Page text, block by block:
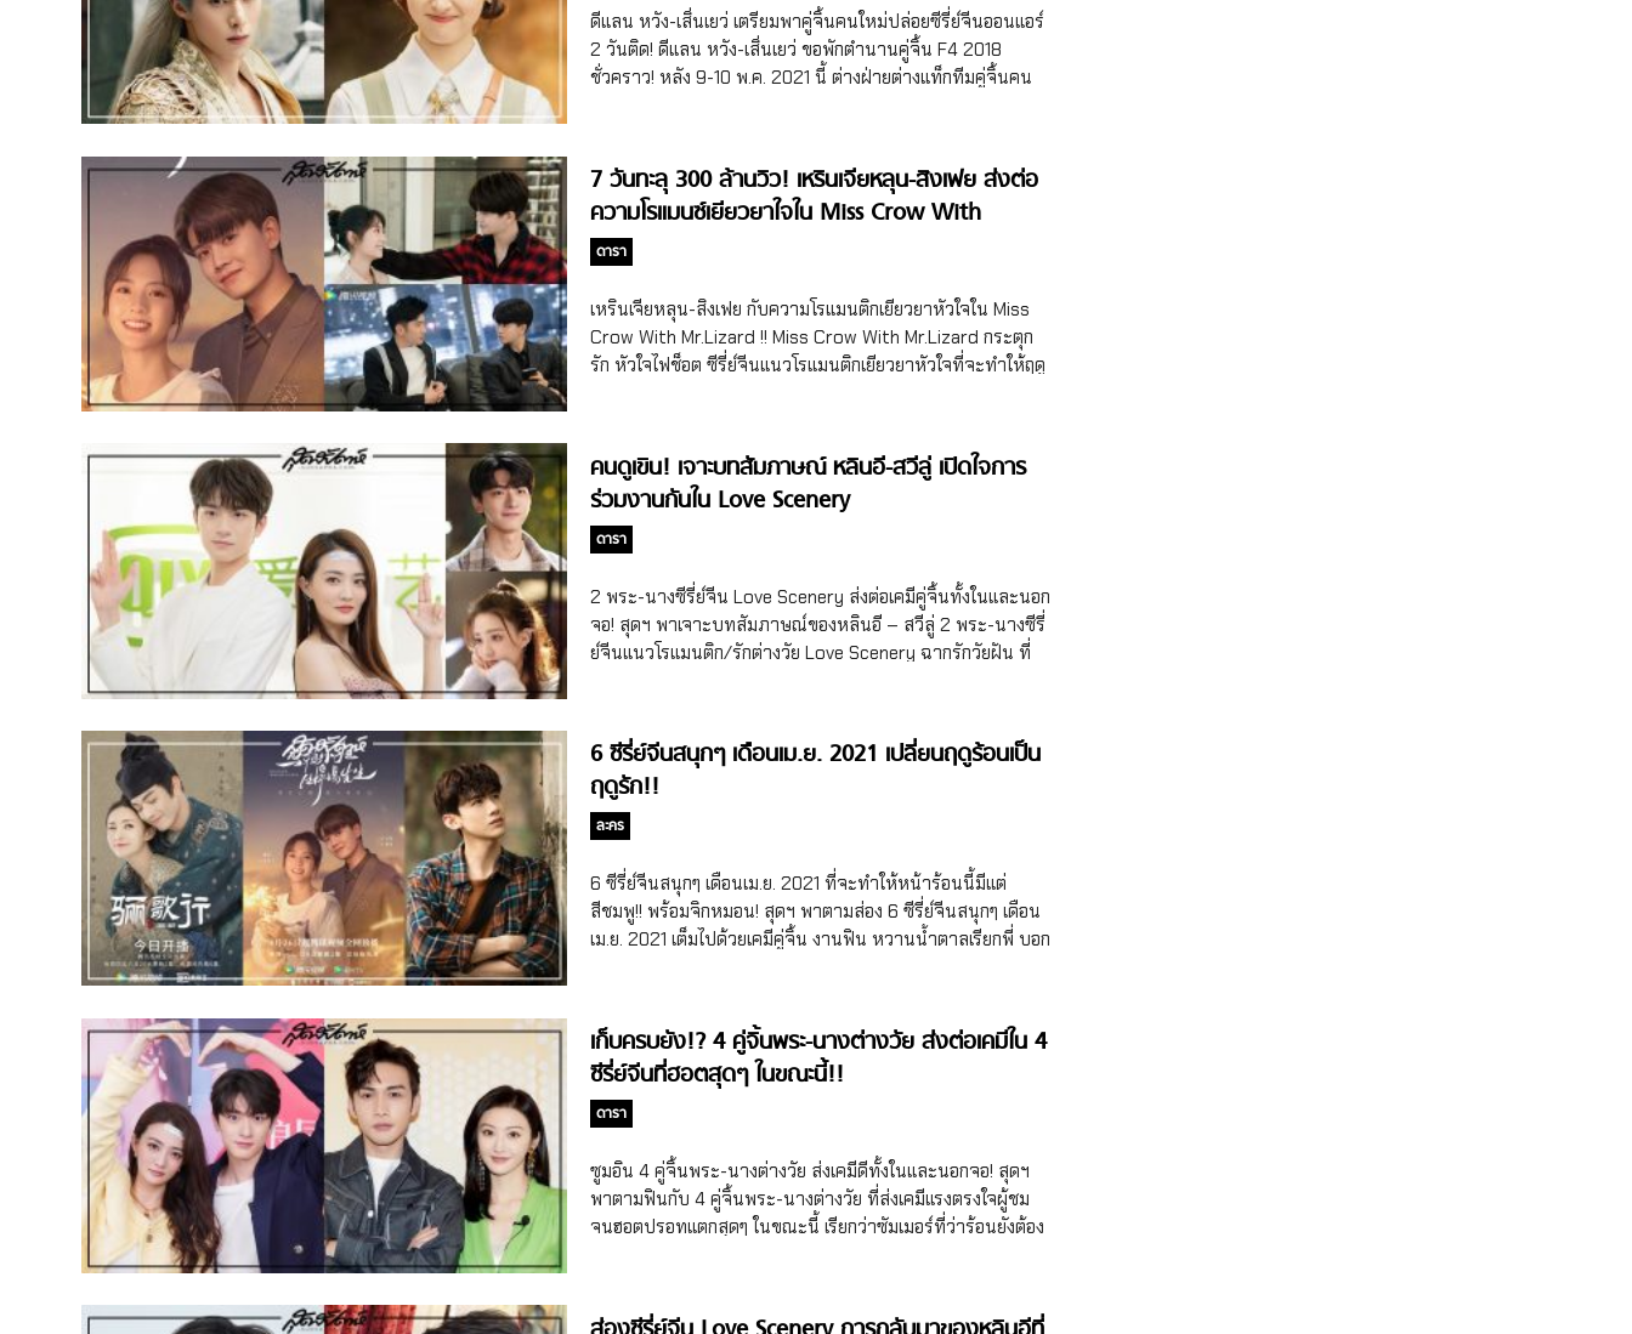
อุปสรรคมากมายเท่าไหร่ก็จะรัก ปกป้องดูแลแค่เธอ/เขาคนเดียว!
ซึ่ง 2 นักแสดงนำของเรื่องได้ดีแลน หวัง หรือชื่อจีน หวังเฮ่อตี้
(Dylan Wang/Wang Hedi) ที่แจ้งเกิดจากบทเต้าหมิงซื่อแห่ง
ดีแลน หวัง-เสิ่นเยว่ เตรียมพาคู่จิ้นคนใหม่ปล่อยซีรี่ย์จีนออนแอร์
2 วันติด! ดีแลน หวัง-เสิ่นเยว่ ขอพักตำนานคู่จิ้น F4 2018
ชั่วคราว! หลัง 9-10 พ.ค. 2021 นี้ ต่างฝ่ายต่างแท็กทีมคู่จิ้นคน
Freak) เรื่องแรกสุดฯ ขอเปิดด้วย Use For My Talent ซีรี่ย์จีน
แนวโรแมนติกเรื่องใหม่ล่าสุดของเสิ่นเยว่ (Shen Yue) เจ้าของบท
ซันไช่แห่ง Meteor Garden รักใสๆ หัวใจสี่ดวง 2018 หรือ F4
2018 และถือเป็นซีรี่ย์จีนเรื่องแรกของปี 2021 ของเสิ่นเยว่ด้วย
โดยในเรื่องนี้พระเอกคู่จิ้นคนใหม่ของเสิ่นเยว่ก็ไม่ใช่ใครที่ไหน เขา
คือ หลิวอี่หาว […]
7 วันทะลุ 300 ล้านวิว! เหรินเจียหลุน-สิงเฟย ส่งต่อ
ความโรแมนซ์เยียวยาใจใน Miss Crow With
Mr.Lizard
ดารา
เหรินเจียหลุน-สิงเฟย กับความโรแมนติกเยียวยาหัวใจใน Miss
Crow With Mr.Lizard !! Miss Crow With Mr.Lizard กระตุก
รัก หัวใจไฟช็อต ซีรี่ย์จีนแนวโรแมนติกเยียวยาหัวใจที่จะทำให้ฤดู
หวานแหววสุดๆ หลังจากได้ดูซีรี่ย์จีนแนวโรแมนติกสุดฟิน Miss
Crow With Mr. Lizard หรือชื่อไทย กระตุกรัก หัวใจไฟช็อต ที่
เพิ่งลงจอออนแอร์ไปเมื่อวันที่ 26 เม.ย. 2021 ที่ผ่านมา ซึ่ง
พระเอก-นางเอกของเรื่องก็ไม่ใช่ใครที่ไหน นั่นคือ เหรินเจียหลุน
(Ren Jialun/Allen Ren) เจ้าของผลงานสุดฮอต The Destiny
of White Snake (2018), Under The Power (2019-2020)
และสิงเฟย (Xing Fei/Fair Xing) นางเอกหน้าแบ๊วจากเรื่อง Put
[…]
คนดูเขิน! เจาะบทสัมภาษณ์ หลินอี-สวีลู่ เปิดใจการ
ร่วมงานกันใน Love Scenery
ดารา
2 พระ-นางซีรี่ย์จีน Love Scenery ส่งต่อเคมีคู่จิ้นทั้งในและนอก
จอ! สุดฯ พาเจาะบทสัมภาษณ์ของหลินอี – สวีลู่ 2 พระ-นางซีรี่
ย์จีนแนวโรแมนติก/รักต่างวัย Love Scenery ฉากรักวัยฝัน ที่
22 ปีที่แจ้งเกิดในวงการบันเทิงจีนจนโด่งดังเป็นพลุแตกจากผล
งานเรื่อง Put Your Head On My Shoulder อุ่นไอในใจเธอ เมื่อ
ปี 2019 และสวีลู่ (Xu Lu) นางเอกจีนรุ่นพี่ที่หลายคนน่าจะคุ้น
หน้าเธอดีจากซีรี่ย์จีนสุดฮอตหลายเรื่อง เช่น Tribes and
Empires: Storm of Prophecy (2017), Destiny’s Love
(2019), Sunshine of My Life รักกันเมื่อวันฟ้าใส (2021) ฯลฯ
ซึ่งในปี […]
6 ซีรี่ย์จีนสนุกๆ เดือนเม.ย. 2021 เปลี่ยนฤดูร้อนเป็น
ฤดูรัก!!
ละคร
6 ซีรี่ย์จีนสนุกๆ เดือนเม.ย. 2021 ที่จะทำให้หน้าร้อนนี้มีแต่
สีชมพู!! พร้อมจิกหมอน! สุดฯ พาตามส่อง 6 ซีรี่ย์จีนสนุกๆ เดือน
เม.ย. 2021 เต็มไปด้วยเคมีคู่จิ้น งานฟิน หวานน้ำตาลเรียกพี่ บอก
(ออนแอร์ 8 เม.ย. 2021) แดดร้อนแค่ไหน หลินอี (Lin Yi) กับสวีลู่
(Xu Lu) ก็ไม่มีหวั่น! ประเดิมส่งซีรี่ย์จีนสุดโรแมนติกสาดความ
หวานรับซัมเมอร์กับ Love Scenery ฉากรักวัยฝัน ที่บอกเล่า
เรื่องราวความรักของคู่พระ-นางรุ่นน้องหนุ่มสุดหล่อกับรุ่นพี่ดีกรี
ดารานักร้องสาวสุดฮอต ล่าสุดซีรี่ย์จีนเรื่องนี้กวาดยอดวิว
ออนไลน์ไปแล้วกว่า 3,500 ล้านวิว แฟนคลับตามไปฟินกันได้ที่
WeTVth และ iQiyi นะคะ สุดฯ บอกเลยว่า Love Scenery ฉาก
รักวัยฝัน เป็นซีรี่ย์จีนแนวปัจจุบัน/โรแมนติกเรื่องที่ […]
เก็บครบยัง!? 4 คู่จิ้นพระ-นางต่างวัย ส่งต่อเคมีใน 4
ซีรี่ย์จีนที่ฮอตสุดๆ ในขณะนี้!!
ดารา
ซูมอิน 4 คู่จิ้นพระ-นางต่างวัย ส่งเคมีดีทั้งในและนอกจอ! สุดฯ
พาตามฟินกับ 4 คู่จิ้นพระ-นางต่างวัย ที่ส่งเคมีแรงตรงใจผู้ชม
จนฮอตปรอทแตกสุดๆ ในขณะนี้ เรียกว่าซัมเมอร์ที่ว่าร้อนยังต้อง
(Wu Lei) – ตี๋ลี่เร่อปา (Dilireba) พระ-นางจากซีรี่ย์จีนย้อนยุค/